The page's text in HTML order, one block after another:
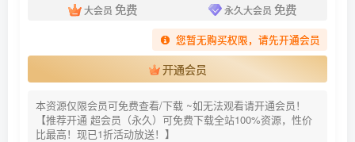
大会员 免费 永久大会员 免费
您暂无购买权限，请先开通会员
开通会员
本资源仅限会员可免费查看/下载 ~如无法观看请开通会员！
【推荐开通 超会员（永久）可免费下载全站100%资源，性价
比最高！现已1折活动放送！】